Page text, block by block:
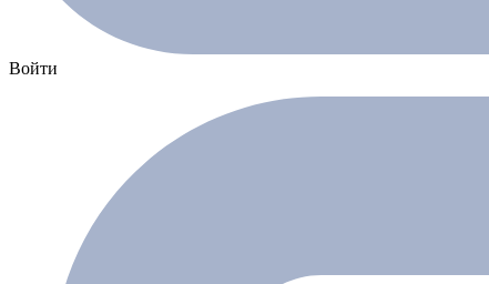
Войти